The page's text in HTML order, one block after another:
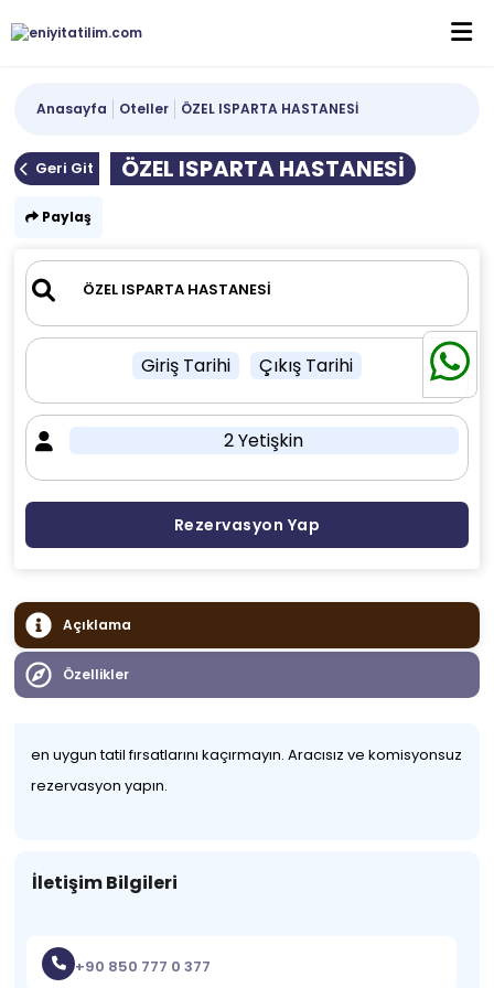
Anasayfa Oteller ÖZEL ISPARTA HASTANESİ
Geri Git ÖZEL ISPARTA HASTANESİ
Paylaş
Giriş Tarihi Çıkış Tarihi
2 Yetişkin
Rezervasyon Yap
Açıklama
Özellikler
en uygun tatil fırsatlarını kaçırmayın. Aracısız ve komisyonsuz
rezervasyon yapın.
İletişim Bilgileri
+90 850 777 0 377